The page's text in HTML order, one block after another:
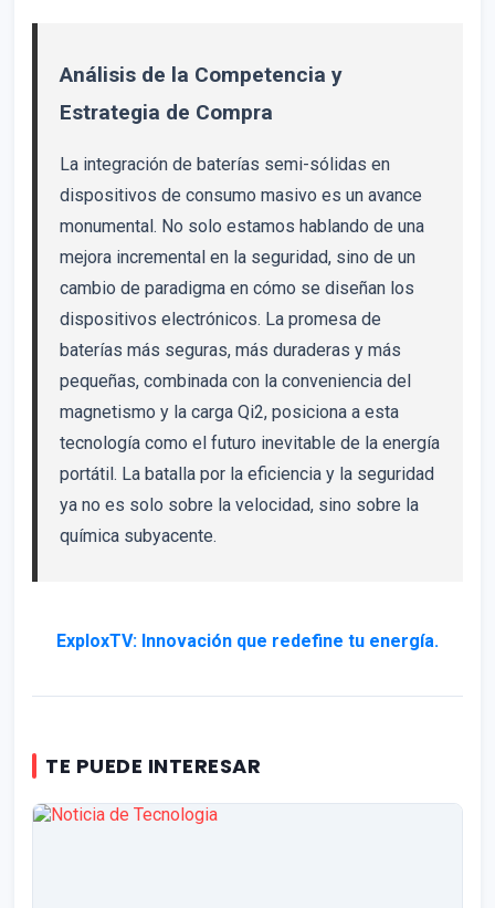
Análisis de la Competencia y
Estrategia de Compra
La integración de baterías semi-sólidas en
dispositivos de consumo masivo es un avance
monumental. No solo estamos hablando de una
mejora incremental en la seguridad, sino de un
cambio de paradigma en cómo se diseñan los
dispositivos electrónicos. La promesa de
baterías más seguras, más duraderas y más
pequeñas, combinada con la conveniencia del
magnetismo y la carga Qi2, posiciona a esta
tecnología como el futuro inevitable de la energía
portátil. La batalla por la eficiencia y la seguridad
ya no es solo sobre la velocidad, sino sobre la
química subyacente.
ExploxTV: Innovación que redefine tu energía.
TE PUEDE INTERESAR